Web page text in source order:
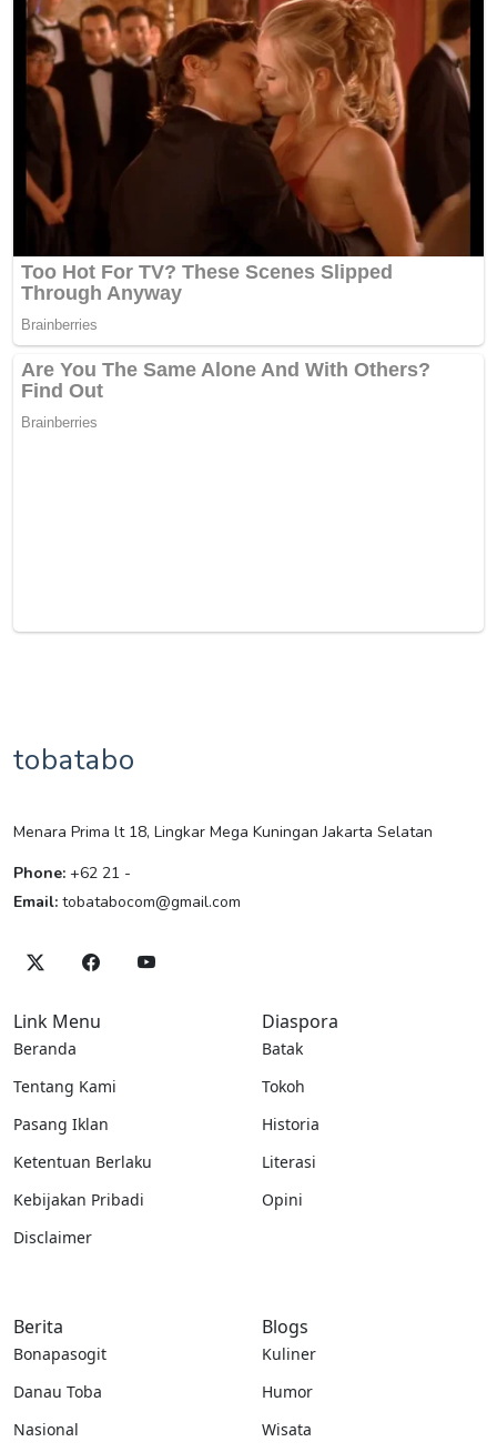
tobatabo
Menara Prima lt 18, Lingkar Mega Kuningan Jakarta Selatan
Phone: +62 21 -
Email: tobatabocom@gmail.com
Link Menu
Beranda
Tentang Kami
Pasang Iklan
Ketentuan Berlaku
Kebijakan Pribadi
Disclaimer
Diaspora
Batak
Tokoh
Historia
Literasi
Opini
Berita
Bonapasogit
Danau Toba
Nasional
Blogs
Kuliner
Humor
Wisata